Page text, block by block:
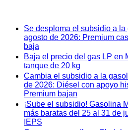
Se desploma el subsidio a
agosto de 2026: Premium
baja
Baja el precio del gas LP en
tanque de 20 kg
Cambia el subsidio a la
de 2026: Diésel con apoyo
Premium bajan
¡Sube el subsidio! Gasolina
más baratas del 25 al 31 de
IEPS